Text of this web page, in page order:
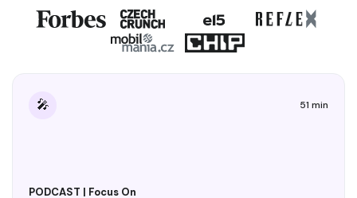
🎤 51 min
PODCAST | Focus On